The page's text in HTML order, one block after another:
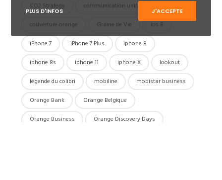
CO2 Strategy
communication unifié
couverture orange
Graine de Vie
ios 8
iPhone 7
iPhone 7 Plus
iphone 8
iphone 8s
iphone 11 iphone X
lookout
légende du colibri
mobiline
mobistar business
Orange Bank
Orange Belgique
Orange Business
Orange Discovery Days
PLUS D'INFOS J'ACCEPTE